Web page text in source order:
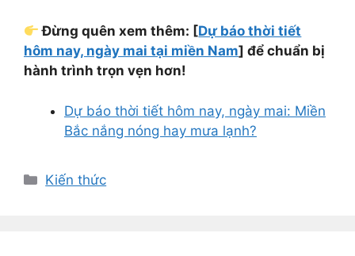
Đừng quên xem thêm: [Dự báo thời tiết
hôm nay, ngày mai tại miền Nam] để chuẩn bị
hành trình trọn vẹn hơn!
Dự báo thời tiết hôm nay, ngày mai: Miền
Bắc nắng nóng hay mưa lạnh?
Danh
Kiến thức